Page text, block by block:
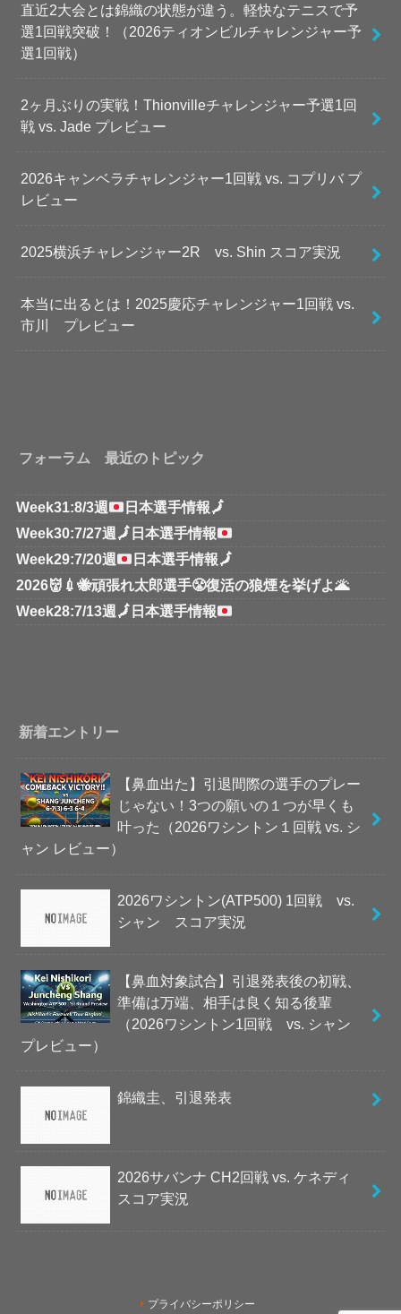
直近2大会とは錦織の状態が違う。軽快なテニスで予
選1回戦突破！（2026ティオンビルチャレンジャー予
選1回戦）
2ヶ月ぶりの実戦！Thionvilleチャレンジャー予選1回
戦 vs. Jade プレビュー
2026キャンベラチャレンジャー1回戦 vs. コプリバ プ
レビュー
2025横浜チャレンジャー2R vs. Shin スコア実況
本当に出るとは！2025慶応チャレンジャー1回戦 vs.
市川 プレビュー
フォーラム 最近のトピック
Week31:8/3週 日本選手情報🗾
Week30:7/27週 🗾 日本選手情報
Week29:7/20週
日本選手情報🗾
2026👹💉🐝頑張れ太郎選手😤復活の狼煙を挙げよ🌋
Week28:7/13週 🗾 日本選手情報
新着エントリー
【鼻血出た】引退間際の選手のプレー
じゃない！3つの願いの１つが早くも
叶った（2026ワシントン１回戦 vs. シ
ャン レビュー）
2026ワシントン(ATP500) 1回戦 vs.
シャン スコア実況
【鼻血対象試合】引退発表後の初戦、
準備は万端、相手は良く知る後輩
（2026ワシントン1回戦 vs. シャン
プレビュー）
錦織圭、引退発表
2026サバンナ CH2回戦 vs. ケネディ
スコア実況
プライバシーポリシー